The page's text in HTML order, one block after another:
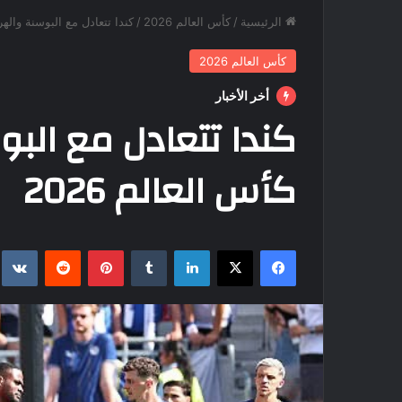
الرئيسية / كأس العالم 2026 / كندا تتعادل مع البوسنة
كأس العالم 2026
أخر الأخبار
كندا تتعادل مع
كأس العالم 2026
فيسبوك ‫X لينكدإن بينتيريست